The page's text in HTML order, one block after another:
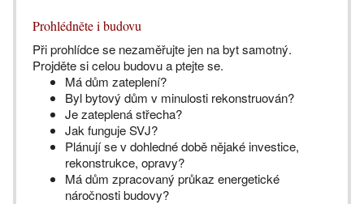
Prohlédněte i budovu
Při prohlídce se nezaměřujte jen na byt samotný.
Projděte si celou budovu a ptejte se.
Má dům zateplení?
Byl bytový dům v minulosti rekonstruován?
Je zateplená střecha?
Jak funguje SVJ?
Plánují se v dohledné době nějaké investice,
rekonstrukce, opravy?
Má dům zpracovaný průkaz energetické
náročnosti budovy?